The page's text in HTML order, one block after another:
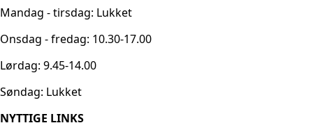
Mandag - tirsdag: Lukket
Onsdag - fredag: 10.30-17.00
Lørdag: 9.45-14.00
Søndag: Lukket
NYTTIGE LINKS